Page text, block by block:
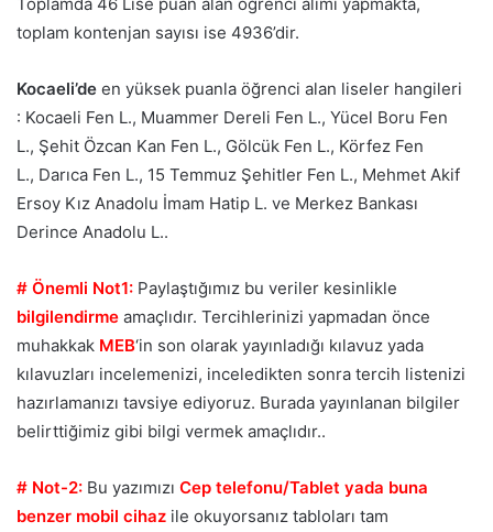
toplam kontenjan sayısı ise 4936’dir.
Kocaeli’de en yüksek puanla öğrenci alan liseler hangileri
: Kocaeli Fen L., Muammer Dereli Fen L., Yücel Boru Fen
L., Şehit Özcan Kan Fen L., Gölcük Fen L., Körfez Fen
L., Darıca Fen L., 15 Temmuz Şehitler Fen L., Mehmet Akif
Ersoy Kız Anadolu İmam Hatip L. ve Merkez Bankası
Derince Anadolu L..
# Önemli Not1: Paylaştığımız bu veriler kesinlikle
bilgilendirme amaçlıdır. Tercihlerinizi yapmadan önce
muhakkak MEB‘in son olarak yayınladığı kılavuz yada
kılavuzları incelemenizi, inceledikten sonra tercih listenizi
hazırlamanızı tavsiye ediyoruz. Burada yayınlanan bilgiler
belirttiğimiz gibi bilgi vermek amaçlıdır..
# Not-2: Bu yazımızı Cep telefonu/Tablet yada buna
benzer mobil cihaz ile okuyorsanız tabloları tam